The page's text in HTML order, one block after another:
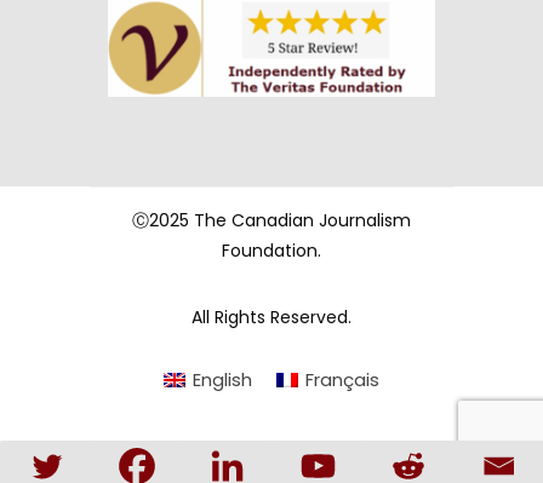
Ⓒ2025 The Canadian Journalism
Foundation.
All Rights Reserved.
English Français